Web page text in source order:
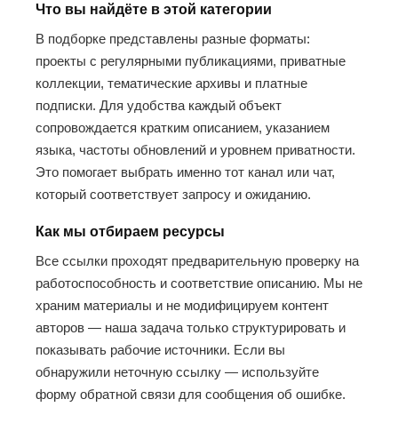
Что вы найдёте в этой категории
В подборке представлены разные форматы:
проекты с регулярными публикациями, приватные
коллекции, тематические архивы и платные
подписки. Для удобства каждый объект
сопровождается кратким описанием, указанием
языка, частоты обновлений и уровнем приватности.
Это помогает выбрать именно тот канал или чат,
который соответствует запросу и ожиданию.
Как мы отбираем ресурсы
Все ссылки проходят предварительную проверку на
работоспособность и соответствие описанию. Мы не
храним материалы и не модифицируем контент
авторов — наша задача только структурировать и
показывать рабочие источники. Если вы
обнаружили неточную ссылку — используйте
форму обратной связи для сообщения об ошибке.